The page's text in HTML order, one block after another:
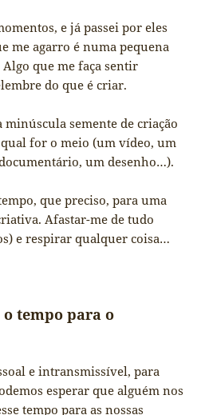
e já passei por eles
me agarro é numa pequena
que me faça sentir
do que é criar.
semente de criação
for o meio (um vídeo, um
um desenho…).
que preciso, para uma
Afastar-me de tudo
e respirar qualquer coisa…
tempo para o
e intransmissível, para
esperar que alguém nos
tempo para as nossas